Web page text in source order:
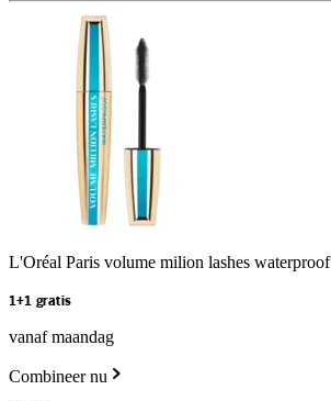
L'Oréal Paris volume milion lashes waterproof
1+1 gratis
vanaf maandag
Combineer nu